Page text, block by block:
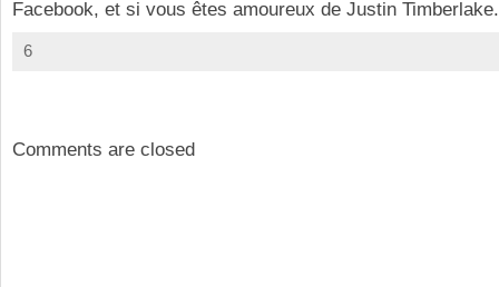
Facebook, et si vous êtes amoureux de Justin Timberlake.
6
Comments are closed